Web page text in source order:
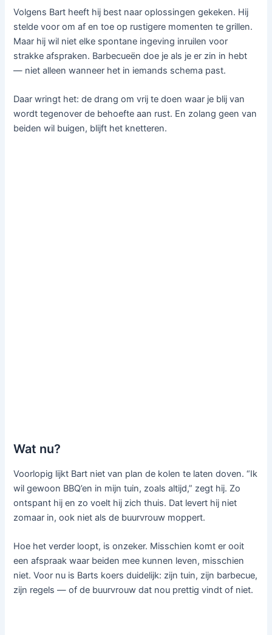
Volgens Bart heeft hij best naar oplossingen gekeken. Hij
stelde voor om af en toe op rustigere momenten te grillen.
Maar hij wil niet elke spontane ingeving inruilen voor
strakke afspraken. Barbecueën doe je als je er zin in hebt
— niet alleen wanneer het in iemands schema past.
Daar wringt het: de drang om vrij te doen waar je blij van
wordt tegenover de behoefte aan rust. En zolang geen van
beiden wil buigen, blijft het knetteren.
Wat nu?
Voorlopig lijkt Bart niet van plan de kolen te laten doven. “Ik
wil gewoon BBQ’en in mijn tuin, zoals altijd,” zegt hij. Zo
ontspant hij en zo voelt hij zich thuis. Dat levert hij niet
zomaar in, ook niet als de buurvrouw moppert.
Hoe het verder loopt, is onzeker. Misschien komt er ooit
een afspraak waar beiden mee kunnen leven, misschien
niet. Voor nu is Barts koers duidelijk: zijn tuin, zijn barbecue,
zijn regels — of de buurvrouw dat nou prettig vindt of niet.